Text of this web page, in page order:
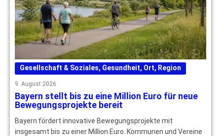
Gesellschaft & Soziales, Gesundheit, Ort, Region
9. August 2026
Bayern stellt bis zu eine Million Euro für neue
Bewegungsprojekte bereit
Bayern fördert innovative Bewegungsprojekte mit
insgesamt bis zu einer Million Euro. Kommunen und Vereine